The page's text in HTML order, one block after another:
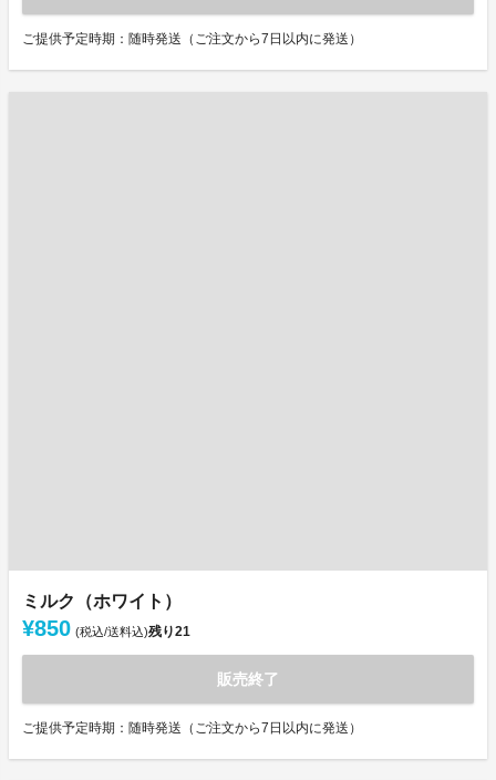
ご提供予定時期：随時発送（ご注文から7日以内に発送）
ミルク（ホワイト）
¥850 (税込/送料込)残り21
販売終了
ご提供予定時期：随時発送（ご注文から7日以内に発送）